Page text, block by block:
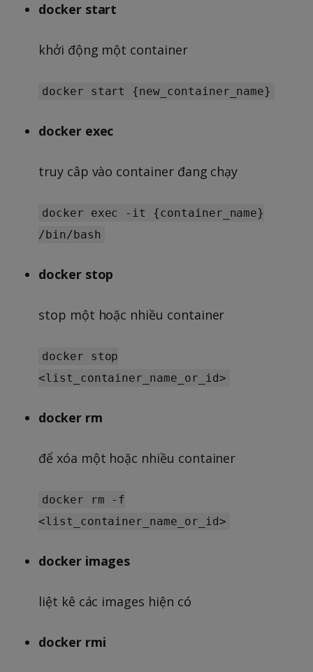
docker start
khởi động một container
docker start {new_container_name}
docker exec
truy câp vào container đang chạy
docker exec -it {container_name}
/bin/bash
docker stop
stop một hoặc nhiều container
docker stop
<list_container_name_or_id>
docker rm
để xóa một hoặc nhiều container
docker rm -f
<list_container_name_or_id>
docker images
liệt kê các images hiện có
docker rmi